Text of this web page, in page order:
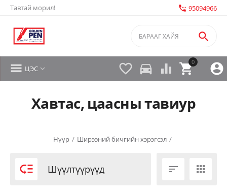
Тавтай морил! settings_phone 95094966


0

 directions_car 
 ЦЭС 
Хавтас, цаасны тавиур
Нүүр / Ширээний бичгийн хэрэгсэл /
 Шүүлтүүрүүд  